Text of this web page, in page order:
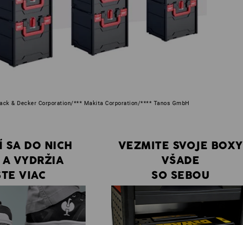
& Decker Corporation/*** Makita Corporation/**** Tanos GmbH
SA DO NICH
VYDRŽIA
VIAC
VEZMITE SVOJE BOXY
VŠADE
SO SEBOU